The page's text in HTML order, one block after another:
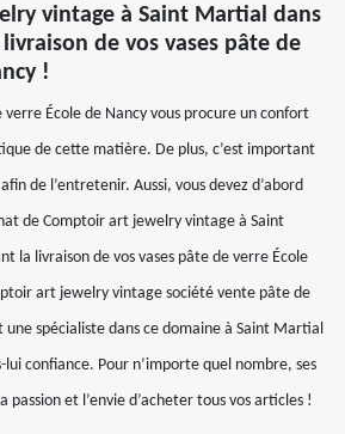
vintage à Saint Martial dans
de vos vases pâte de
!
verre École de Nancy vous procure un confort
de cette matière. De plus, c’est important
de l’entretenir. Aussi, vous devez d’abord
de Comptoir art jewelry vintage à Saint
la livraison de vos vases pâte de verre École
art jewelry vintage société vente pâte de
une spécialiste dans ce domaine à Saint Martial
confiance. Pour n’importe quel nombre, ses
passion et l’envie d’acheter tous vos articles !